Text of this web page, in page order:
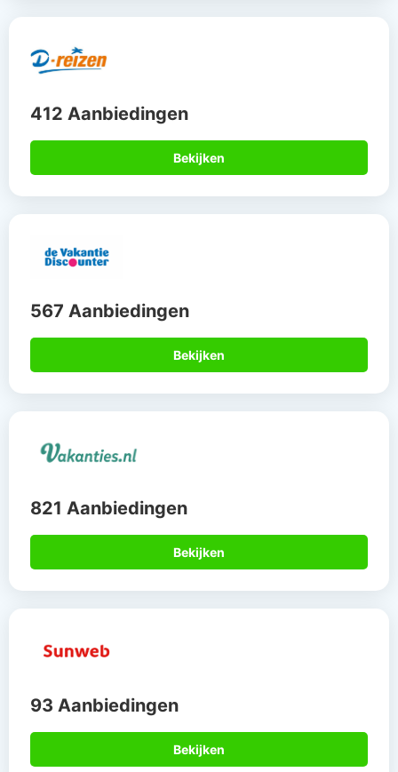
412 Aanbiedingen
Bekijken
567 Aanbiedingen
Bekijken
821 Aanbiedingen
Bekijken
93 Aanbiedingen
Bekijken